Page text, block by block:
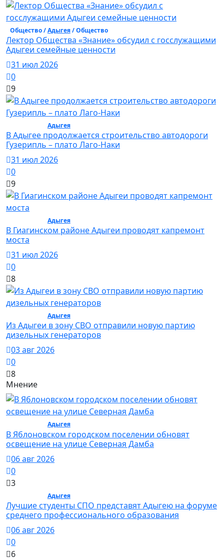
Общество /Адыгея/ Общество
Лектор Общества «Знание» обсудил с госслужащими
Адыгеи семейные ценности
31 июл 2026
0
9
Адыгея/ Общество
В Адыгее продолжается строительство автодороги
Гузерипль – плато Лаго-Наки
31 июл 2026
0
9
Адыгея/ Общество
В Гиагинском районе Адыгеи проводят капремонт
моста
31 июл 2026
0
8
Адыгея/ Общество
Из Адыгеи в зону СВО отправили новую партию
дизельных генераторов
03 авг 2026
0
8
Мнение
Адыгея/ Общество
В Яблоновском городском поселении обновят
освещение на улице Северная Дамба
06 авг 2026
0
3
Адыгея/ Общество
Лучшие студенты СПО представят Адыгею на форуме
среднего профессионального образования
06 авг 2026
0
6